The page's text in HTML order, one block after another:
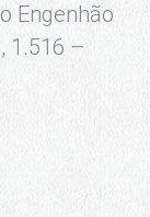
Engenhão
1.516 –